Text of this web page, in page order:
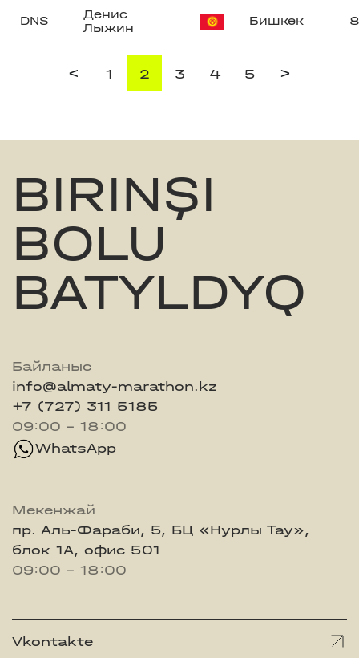
DNS
Денис
Лыжин
Бишкек
< 1 2 3 4 5 >
BIRINŞI
BOLU
BATYLDYQ
Байланыс
info@almaty-marathon.kz
+7 (727) 311 5185
09:00 - 18:00
WhatsApp
Мекенжай
пр. Аль-Фараби, 5, БЦ «Нурлы Тау»,
блок 1А, офис 501
09:00 - 18:00
Vkontakte